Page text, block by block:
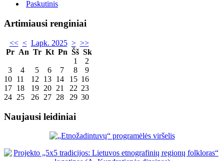
Paskutinis
Artimiausi renginiai
<< < Lapk. 2025 > >>
Pr An Tr Kt Pn Šš Sk
1
2
3
4 5 6 7 8
9
10 11 12 13 14 15 16
17 18 19 20 21 22 23
24 25 26 27 28 29 30
Naujausi leidiniai